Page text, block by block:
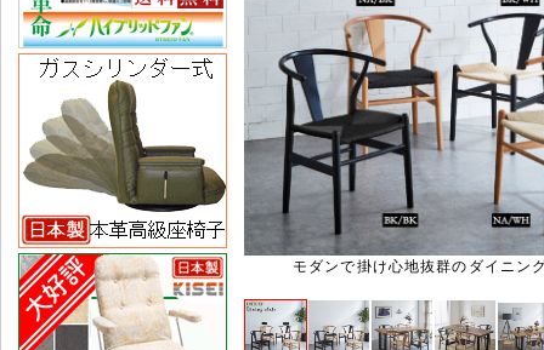
モダンで掛け心地抜群のダイニン